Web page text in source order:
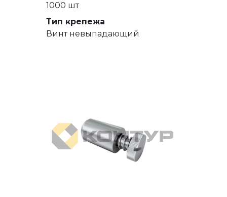
1000 шт
Тип крепежа
Винт невыпадающий